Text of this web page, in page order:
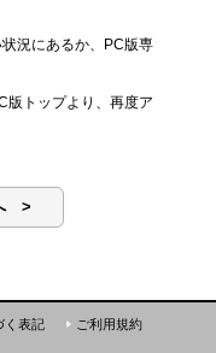
況にあるか、PC版専
版トップより、再度ア
>
く表記
ご利用規約